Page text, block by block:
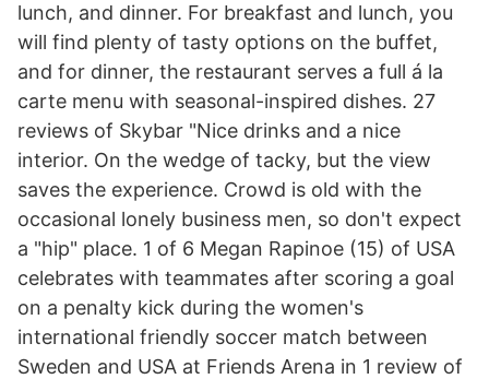
lunch, and dinner. For breakfast and lunch, you
will find plenty of tasty options on the buffet,
and for dinner, the restaurant serves a full á la
carte menu with seasonal-inspired dishes. 27
reviews of Skybar "Nice drinks and a nice
interior. On the wedge of tacky, but the view
saves the experience. Crowd is old with the
occasional lonely business men, so don't expect
a "hip" place. 1 of 6 Megan Rapinoe (15) of USA
celebrates with teammates after scoring a goal
on a penalty kick during the women's
international friendly soccer match between
Sweden and USA at Friends Arena in 1 review of